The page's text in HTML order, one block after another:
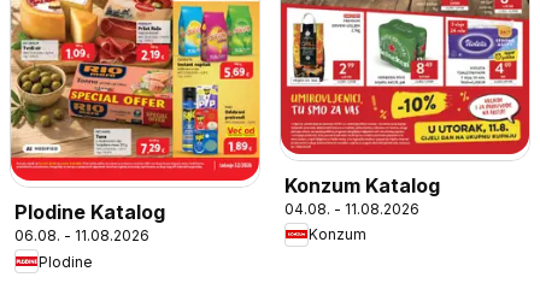
Plodine Katalog
06.08. - 11.08.2026
Plodine
Konzum Katalog
04.08. - 11.08.2026
Konzum